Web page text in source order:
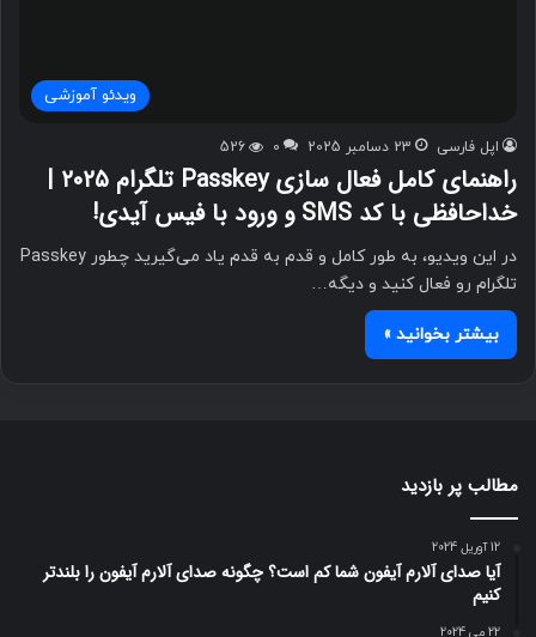
ویدئو آموزشی
اپل فارسی 23 دسامبر 2025 0
526
راهنمای کامل فعال سازی Passkey تلگرام ۲۰۲۵ |
خداحافظی با کد SMS و ورود با فیس آیدی!
در این ویدیو، به طور کامل و قدم به قدم یاد می‌گیرید چطور Passkey
تلگرام رو فعال کنید و دیگه…
بیشتر بخوانید »
مطالب پر بازدید
12 آوریل 2024
آیا صدای آلارم آیفون شما کم است؟ چگونه صدای آلارم آیفون را بلندتر
کنیم
22 می 2024